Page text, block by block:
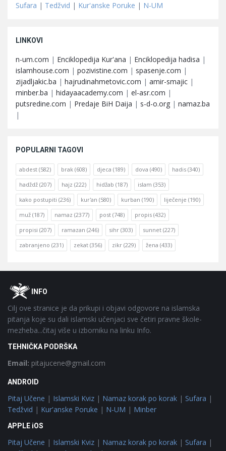
Sufara | Tedžvid | Kur'anske Poruke | N-UM
LINKOVI
n-um.com | Enciklopedija Kur'ana | Enciklopedija hadisa |
islamhouse.com | pozivistine.com | spasenje.com |
zijadljakic.ba | hajrudinahmetovic.com | amir-smajic |
minber.ba | hidayaacademy.com | el-asr.com |
putsredine.com | Predaje BiH Daija | s-d-o.org | namaz.ba
|
POPULARNI TAGOVI
abdest (582) brak (608) djeca (189) dova (490) hadis (340)
hadždž (207) hajz (222) hidžab (187) islam (353)
kako postupiti (236) kur'an (580) kurban (190) liječenje (190)
muž (187) namaz (2377) post (748) propis (432)
propisi (207) ramazan (246) sihr (303) sunnet (227)
zabranjeno (231) zekat (356) zikr (229) žena (433)
FooterOINFO
Cilj ove stranice je da prikupi i objavi odgovore na islamska
pitanja koje su dali islamski učenjaci sve četiri pravne škole-
mezheba...čitaj više u izborniku na linku Info.
TEHNIČKA PODRŠKA
Email: pitajucene@gmail.com
ANDROID
Pitaj Učene | Islamski Kviz | Namaz korak po korak | Sufara |
Tedžvid | Kur'anske Poruke | N-UM | Minber
APPLE iOS
Pitaj Učene | Islamski Kviz | Namaz korak po korak | Sufara |